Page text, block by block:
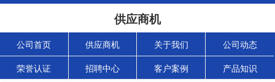
供应商机
公司首页 供应商机 关于我们 公司动态
荣誉认证 招聘中心 客户案例 产品知识